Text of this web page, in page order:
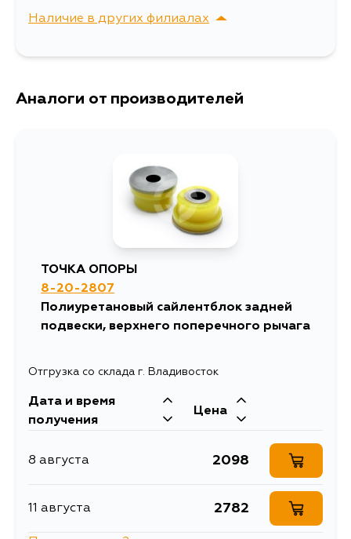
Наличие в других филиалах
г. Владивосток,
Аналоги от производителей
ТОЧКА ОПОРЫ
8-20-2807
Полиуретановый сайлентблок задней
подвески, верхнего поперечного рычага
Отгрузка со склада г. Владивосток
Дата и время
получения
Цена
8 августа 2098
11 августа 2782